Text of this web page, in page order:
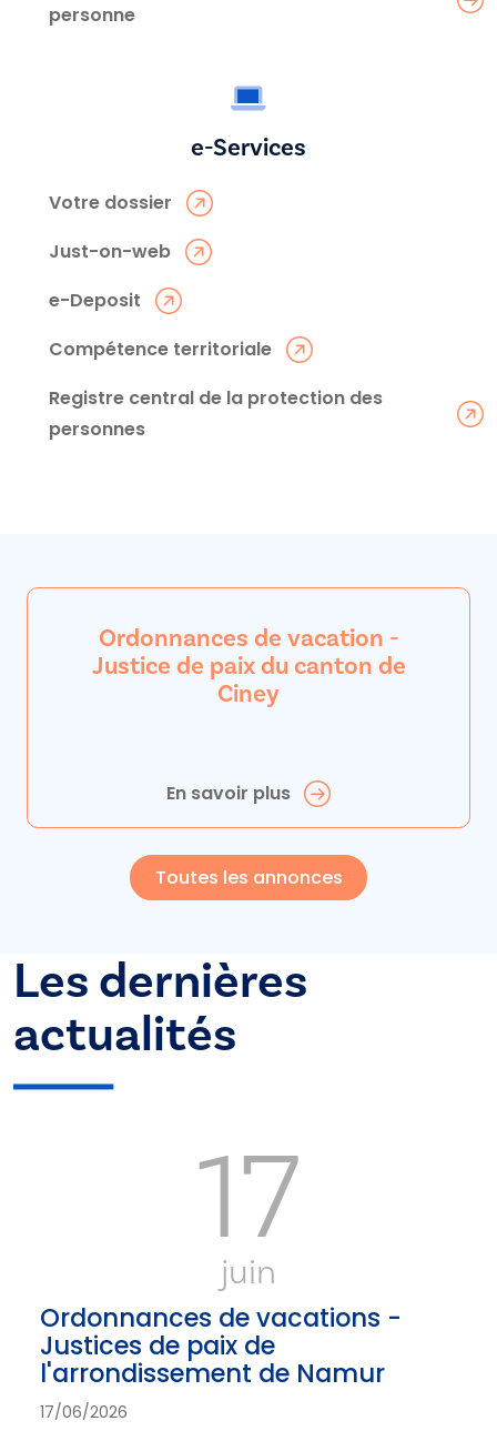
personne
e-Services
Votre dossier
Just-on-web
e-Deposit
Compétence territoriale
Registre central de la protection des
personnes
Ordonnances de vacation -
Justice de paix du canton de
Ciney
En savoir plus
Toutes les annonces
Les dernières
actualités
17
juin
Ordonnances de vacations -
Justices de paix de
l'arrondissement de Namur
17/06/2026